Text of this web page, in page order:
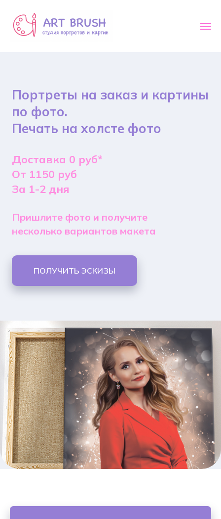
Портреты на заказ и картины
по фото.
Печать на холсте фото
Доставка 0 руб*
От 1150 руб
За 1-2 дня
Пришлите фото и получите
несколько вариантов макета
ПОЛУЧИТЬ ЭСКИЗЫ